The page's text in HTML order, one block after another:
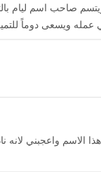
صاحب اسم ليام
ويسعى دوماً
الاسم واعجبني لانه